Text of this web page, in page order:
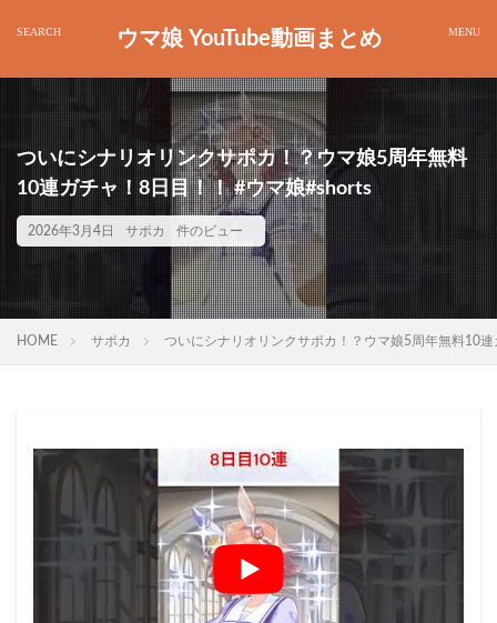
ウマ娘 YouTube動画まとめ
ついにシナリオリンクサポカ！？ウマ娘5周年無料
10連ガチャ！8日目！！ #ウマ娘#shorts
2026年3月4日 サポカ 件のビュー
HOME サポカ ついにシナリオリンクサポカ！？ウマ娘5周年無料10